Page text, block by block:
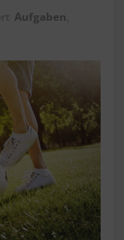
Aufgaben